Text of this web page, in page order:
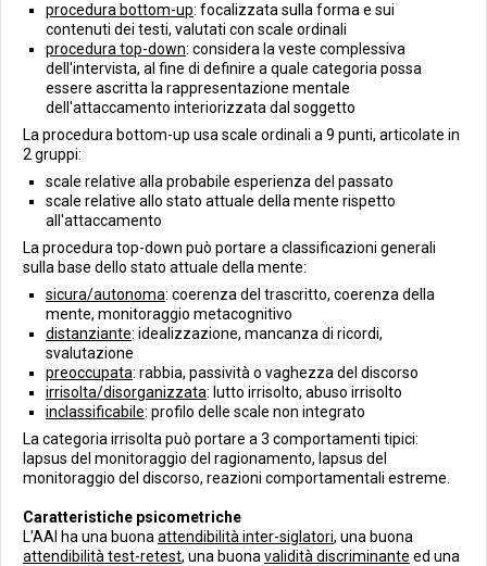
procedura bottom-up: focalizzata sulla forma e sui
contenuti dei testi, valutati con scale ordinali
procedura top-down: considera la veste complessiva
dell'intervista, al fine di definire a quale categoria possa
essere ascritta la rappresentazione mentale
dell'attaccamento interiorizzata dal soggetto
La procedura bottom-up usa scale ordinali a 9 punti, articolate in
2 gruppi:
scale relative alla probabile esperienza del passato
scale relative allo stato attuale della mente rispetto
all'attaccamento
La procedura top-down può portare a classificazioni generali
sulla base dello stato attuale della mente:
sicura/autonoma: coerenza del trascritto, coerenza della
mente, monitoraggio metacognitivo
distanziante: idealizzazione, mancanza di ricordi,
svalutazione
preoccupata: rabbia, passività o vaghezza del discorso
irrisolta/disorganizzata: lutto irrisolto, abuso irrisolto
inclassificabile: profilo delle scale non integrato
La categoria irrisolta può portare a 3 comportamenti tipici:
lapsus del monitoraggio del ragionamento, lapsus del
monitoraggio del discorso, reazioni comportamentali estreme.
Caratteristiche psicometriche
L'AAI ha una buona attendibilità inter-siglatori, una buona
attendibilità test-retest, una buona validità discriminante ed una